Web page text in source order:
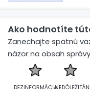
Ako hodnotíte
Zanechajte spätnú
názor na obsah
DEZINFORMÁCIANEDÔLEŽITÁ